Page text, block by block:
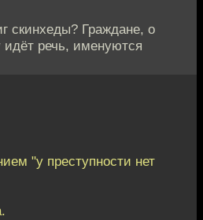
скинхеды? Граждане, о
речь, именуются
"у преступности нет